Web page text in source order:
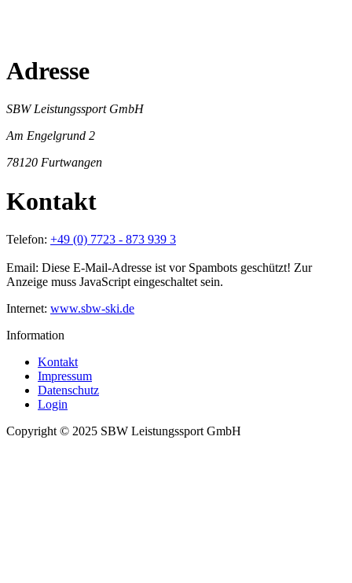
Adresse
SBW Leistungssport GmbH
Am Engelgrund 2
78120 Furtwangen
Kontakt
Telefon: +49 (0) 7723 - 873 939 3
Email: Diese E-Mail-Adresse ist vor Spambots geschützt! Zur
Anzeige muss JavaScript eingeschaltet sein.
Internet: www.sbw-ski.de
Information
Kontakt
Impressum
Datenschutz
Login
Copyright © 2025 SBW Leistungssport GmbH